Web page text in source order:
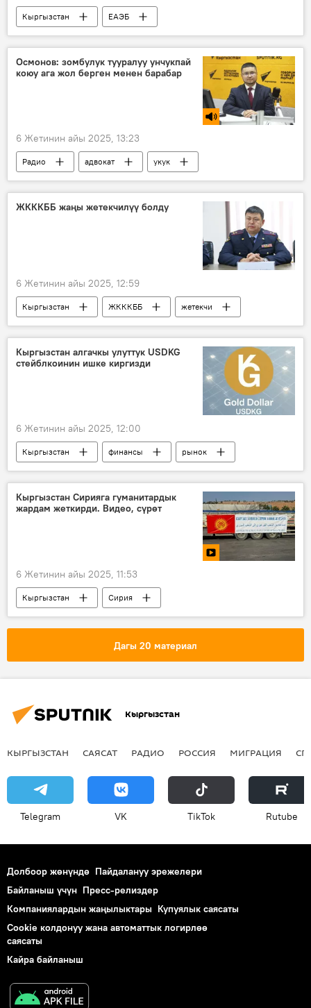
Кыргызстан
ЕАЭБ
Инфраструктуралык инвестиция боюнча Азия банкы
Экономика
Осмонов: зомбулук тууралуу унчукпай
коюу ага жол берген менен барабар
6 Жетинин айы 2025, 13:23
Радио адвокат
укук
Бексултан Осмонов
Кыргызстан
Үй-бүлөлүк зомбулук
ЖКККББ жаңы жетекчилүү болду
6 Жетинин айы 2025, 12:59
Кыргызстан ЖКККББ
жетекчи
Азенбек Козукеев
Кыргызстан алгачкы улуттук USDKG
стейблкоинин ишке киргизди
6 Жетинин айы 2025, 12:00
Кыргызстан финансы
рынок
актив
стейблкоин
Кыргызстан Сирияга гуманитардык
жардам жеткирди. Видео, сүрөт
6 Жетинин айы 2025, 11:53
Кыргызстан
Сирия
гуманитардык жардам
азык-түлүк
Дагы 20 материал
Кыргызстан
КЫРГЫЗСТАН САЯСАТ РАДИО РОССИЯ МИГРАЦИЯ
Telegram VK ТikТоk Rutube
Долбоор жөнүндө Пайдалануу эрежелери
Байланыш үчүн Пресс-релиздер
Компаниялардын жаңылыктары Купуялык саясаты
Cookie колдонуу жана автоматтык логирлөө
саясаты
Кайра байланыш